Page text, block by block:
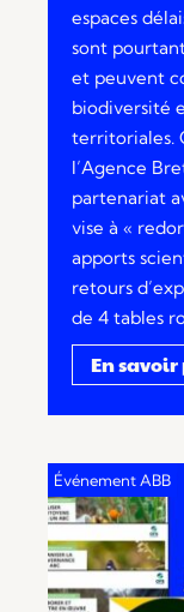
espaces
sont
et peuvent
biodiversité
territoriales.
l’Agence
partenariat
vise à «
apports
retours
de 4 tables
En savoir